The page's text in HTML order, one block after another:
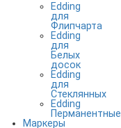
Edding
для
Флипчарта
Edding
для
Белых
досок
Edding
для
Стеклянных
Edding
Перманентные
Маркеры